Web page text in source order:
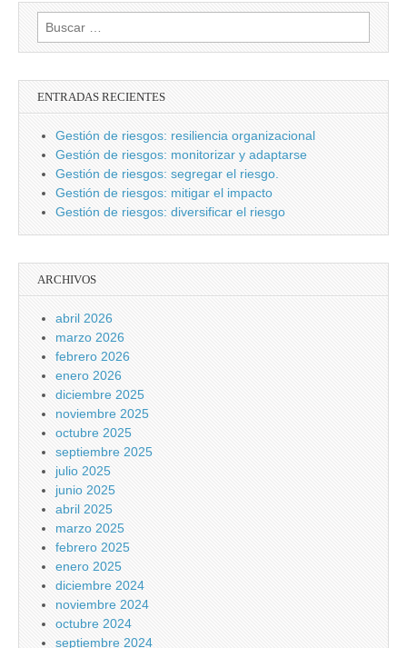
Buscar:
ENTRADAS RECIENTES
Gestión de riesgos: resiliencia organizacional
Gestión de riesgos: monitorizar y adaptarse
Gestión de riesgos: segregar el riesgo.
Gestión de riesgos: mitigar el impacto
Gestión de riesgos: diversificar el riesgo
ARCHIVOS
abril 2026
marzo 2026
febrero 2026
enero 2026
diciembre 2025
noviembre 2025
octubre 2025
septiembre 2025
julio 2025
junio 2025
abril 2025
marzo 2025
febrero 2025
enero 2025
diciembre 2024
noviembre 2024
octubre 2024
septiembre 2024